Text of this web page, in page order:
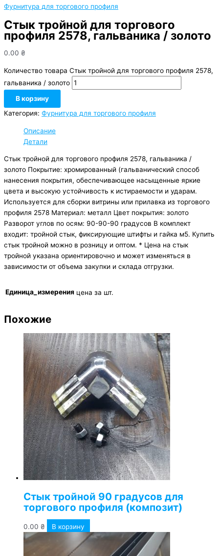
Фурнитура для торгового профиля
Стык тройной для торгового
профиля 2578, гальваника / золото
0.00 ₴
Количество товара Стык тройной для торгового профиля 2578,
гальваника / золото
В корзину
Категория: Фурнитура для торгового профиля
Описание
Детали
Стык тройной для торгового профиля 2578, гальваника /
золото Покрытие: хромированный (гальванический способ
нанесения покрытия, обеспечивающее насыщенные яркие
цвета и высокую устойчивость к истираемости и ударам.
Используется для сборки витрины или прилавка из торгового
профиля 2578 Материал: металл Цвет покрытия: золото
Разворот углов по осям: 90-90-90 градусов В комплект
входит: тройной стык, фиксирующие штифты и гайка м5. Купить
стык тройной можно в розницу и оптом. * Цена на стык
тройной указана ориентировочно и может изменяться в
зависимости от объема закупки и склада отгрузки.
Единица_измерения цена за шт.
Похожие
Стык тройной 90 градусов для
торгового профиля (композит)
0.00 ₴ В корзину